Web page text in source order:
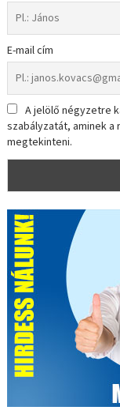
E-mail cím
A jelölő négyzetre
szabályzatát, aminek
megtekinteni.